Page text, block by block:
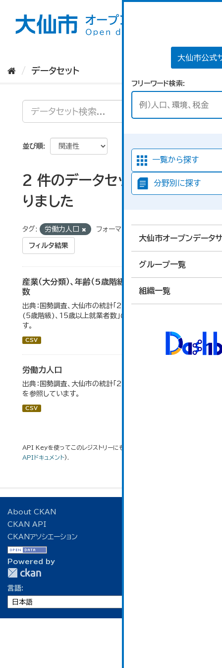
大仙市公式
フリーワード検索
一覧から探す
分野別に探す
大仙市オープンデータ
グループ一覧
組織一覧
データセット
並び順
2 件のデータセットが見つか
りました
タグ: 労働力人口 フォーマット:
フィルタ結果
産業（大分類）、年齢（5歳階級）、15歳以上就業者
数
出典：国勢調査、大仙市の統計「2-7 産業(大分類)、年齢
(5歳階級)、15歳以上就業者数」のデータを参照していま
す。
CSV
労働力人口
出典：国勢調査、大仙市の統計「2-6 労働力人口」のデータ
を参照しています。
CSV
API Keyを使ってこのレジストリーにもアクセス可能です
APIドキュメント).
About CKAN
CKAN API
CKANアソシエーション
Powered by
言語